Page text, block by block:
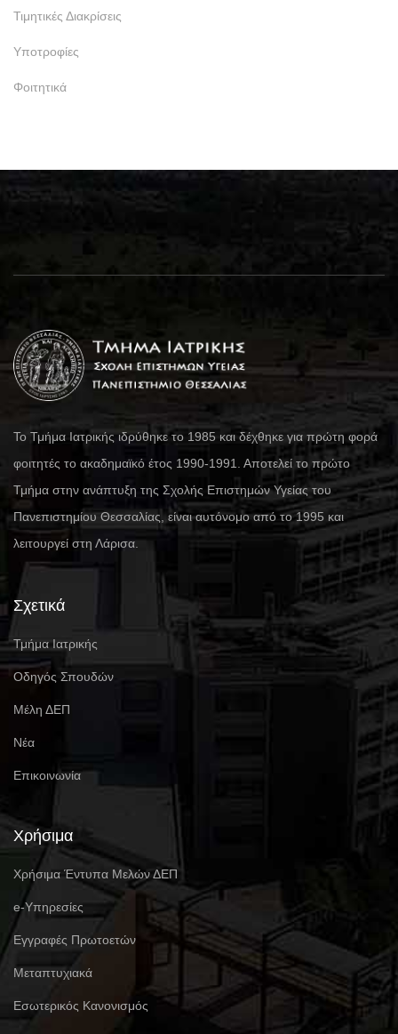
Τιμητικές Διακρίσεις
Υποτροφίες
Φοιτητικά
Το Τμήμα Ιατρικής ιδρύθηκε το 1985 και δέχθηκε για πρώτη φορά
φοιτητές το ακαδημαϊκό έτος 1990-1991. Αποτελεί το πρώτο
Τμήμα στην ανάπτυξη της Σχολής Επιστημών Υγείας του
Πανεπιστημίου Θεσσαλίας, είναι αυτόνομο από το 1995 και
λειτουργεί στη Λάρισα.
Σχετικά
Τμήμα Ιατρικής
Οδηγός Σπουδών
Μέλη ΔΕΠ
Νέα
Επικοινωνία
Χρήσιμα
Χρήσιμα Έντυπα Μελών ΔΕΠ
e-Υπηρεσίες
Eγγραφές Πρωτοετών
Μεταπτυχιακά
Εσωτερικός Κανονισμός